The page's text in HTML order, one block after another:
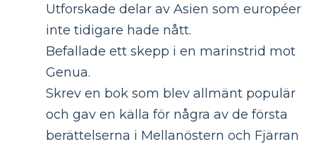
Utforskade delar av Asien som européer
inte tidigare hade nått.
Befallade ett skepp i en marinstrid mot
Genua.
Skrev en bok som blev allmänt populär
och gav en källa för några av de första
berättelserna i Mellanöstern och Fjärran